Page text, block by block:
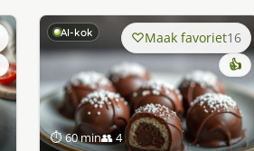
AI-kok
⏱ 60 min👥 4
Maak favoriet16
👍